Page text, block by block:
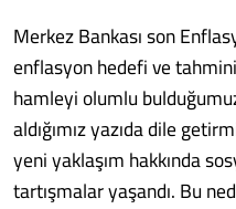
Merkez Bankası son
enflasyon hedefi ve
hamleyi olumlu
aldığımız yazıda dile
yeni yaklaşım hakkında
tartışmalar yaşandı. Bu